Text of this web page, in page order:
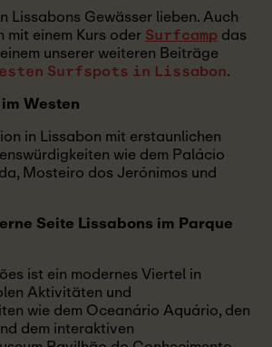
Lissabons Gewässer lieben. Auch
einem Kurs oder Surfcamp das
unserer weiteren Beiträge
Surfspots in Lissabon.
Westen
in Lissabon mit erstaunlichen
wie dem Palácio
Mosteiro dos Jerónimos und
Seite Lissabons im Parque
ist ein modernes Viertel in
Aktivitäten und
wie dem Oceanário Aquário, den
dem interaktiven